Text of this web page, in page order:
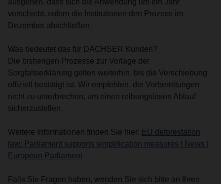
ausgehen, dass sich die Anwendung um ein Jahr
verschiebt, sofern die Institutionen den Prozess im
Dezember abschließen.
Was bedeutet das für DACHSER Kunden?
Die bisherigen Prozesse zur Vorlage der
Sorgfaltserklärung gelten weiterhin, bis die Verschiebung
offiziell bestätigt ist. Wir empfehlen, die Vorbereitungen
nicht zu unterbrechen, um einen reibungslosen Ablauf
sicherzustellen.
Weitere Informationen finden Sie hier: EU deforestation
law: Parliament supports simplification measures | News |
European Parliament
Falls Sie Fragen haben, wenden Sie sich bitte an Ihren